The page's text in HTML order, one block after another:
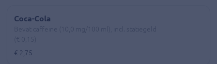
Coca-Cola
€ 2,75